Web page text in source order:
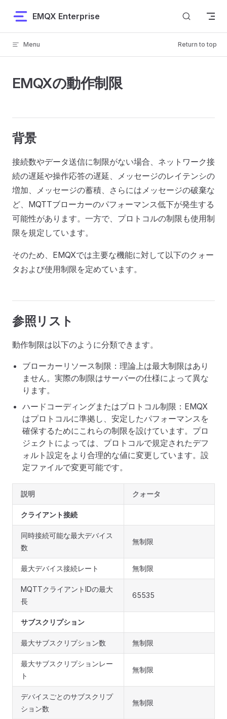
Skip to content
EMQX Enterprise
Menu Return to top
EMQXの動作制限
背景
接続数やデータ送信に制限がない場合、ネットワーク接
続の遅延や操作応答の遅延、メッセージのレイテンシの
増加、メッセージの蓄積、さらにはメッセージの破棄な
ど、MQTTブローカーのパフォーマンス低下が発生する
可能性があります。一方で、プロトコルの制限も使用制
限を規定しています。
そのため、EMQXでは主要な機能に対して以下のクォー
タおよび使用制限を定めています。
参照リスト
動作制限は以下のように分類できます。
ブローカーリソース制限：理論上は最大制限はあり
ません。実際の制限はサーバーの仕様によって異な
ります。
ハードコーディングまたはプロトコル制限：EMQX
はプロトコルに準拠し、安定したパフォーマンスを
確保するためにこれらの制限を設けています。プロ
ジェクトによっては、プロトコルで規定されたデフ
ォルト設定をより合理的な値に変更しています。設
定ファイルで変更可能です。
説明 クォータ
クライアント接続
同時接続可能な最大デバイス
数
無制限
最大デバイス接続レート 無制限
MQTTクライアントIDの最大
長
65535
サブスクリプション
最大サブスクリプション数 無制限
最大サブスクリプションレー
ト
無制限
デバイスごとのサブスクリプ
ション数
無制限